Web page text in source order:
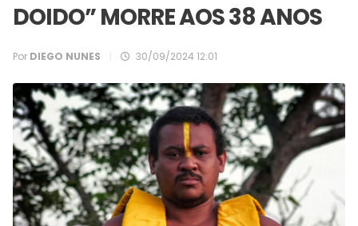
DOIDO” MORRE AOS 38 ANOS
Por DIEGO NUNES 30/09/2024 12:01